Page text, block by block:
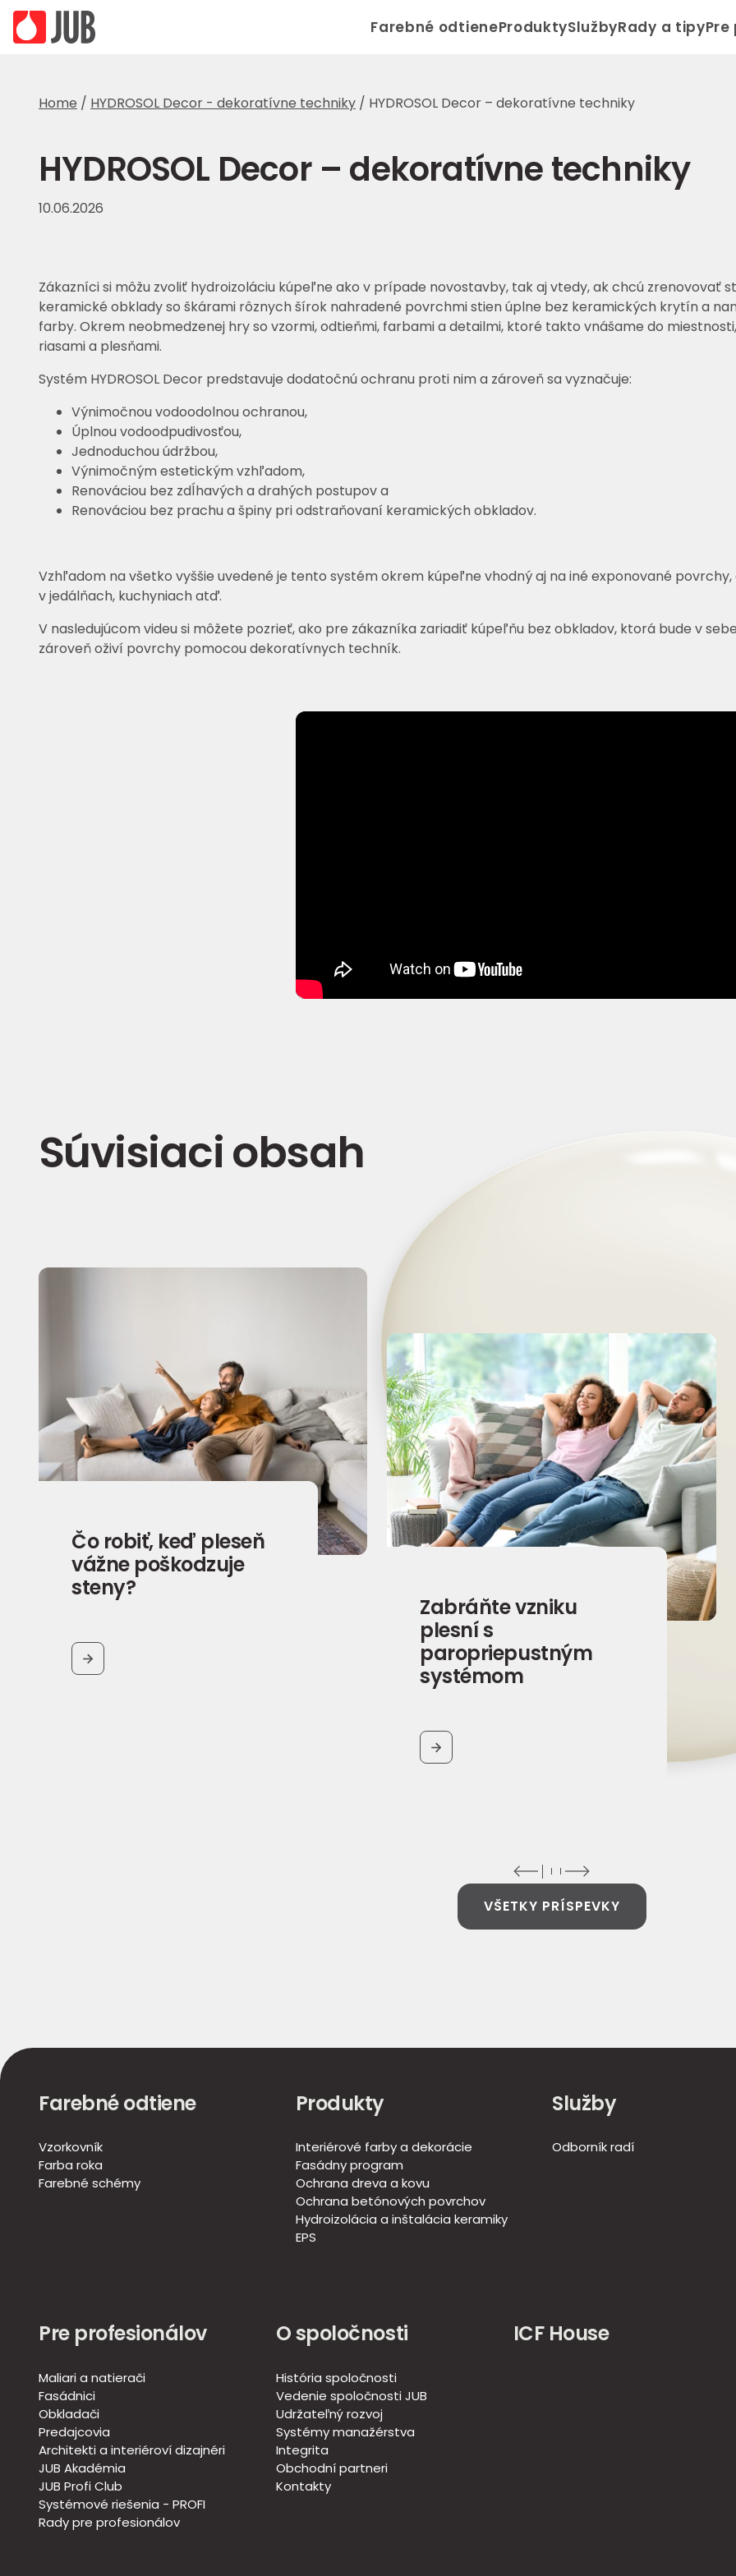
Farebné odtieneProduktySlužbyRady a tipy
Home / HYDROSOL Decor - dekoratívne techniky / HYDROSOL Decor – dekoratívne techniky
HYDROSOL Decor – dekoratívne techniky
10.06.2026
Zákazníci si môžu zvoliť hydroizoláciu kúpeľne ako v prípade novostavby, tak aj vtedy, ak chcú zrenovovať
keramické obklady so škárami rôznych šírok nahradené povrchmi stien úplne bez keramických krytín a
farby. Okrem neobmedzenej hry so vzormi, odtieňmi, farbami a detailmi, ktoré takto vnášame do
riasami a plesňami.
Systém HYDROSOL Decor predstavuje dodatočnú ochranu proti nim a zároveň sa vyznačuje:
Výnimočnou vodoodolnou ochranou,
Úplnou vodoodpudivosťou,
Jednoduchou údržbou,
Výnimočným estetickým vzhľadom,
Renováciou bez zdĺhavých a drahých postupov a
Renováciou bez prachu a špiny pri odstraňovaní keramických obkladov.
Vzhľadom na všetko vyššie uvedené je tento systém okrem kúpeľne vhodný aj na iné exponované
v jedálňach, kuchyniach atď.
V nasledujúcom videu si môžete pozrieť, ako pre zákazníka zariadiť kúpeľňu bez obkladov, ktorá bude v
zároveň oživí povrchy pomocou dekoratívnych techník.
Súvisiaci obsah
Čo robiť, keď pleseň
vážne poškodzuje
steny?
BUTTON
Zabráňte vzniku
plesní s
paropriepustným
systémom
BUTTON
VŠETKY PRÍSPEVKY
Farebné odtiene
Vzorkovník
Farba roka
Farebné schémy
Produkty
Interiérové farby a dekorácie
Fasádny program
Ochrana dreva a kovu
Ochrana betónových povrchov
Hydroizolácia a inštalácia keramiky
EPS
Služby
Odborník radí
Pre profesionálov
Maliari a natierači
Fasádnici
Obkladači
Predajcovia
Architekti a interiéroví dizajnéri
JUB Akadémia
JUB Profi Club
Systémové riešenia - PROFI
Rady pre profesionálov
O spoločnosti
História spoločnosti
Vedenie spoločnosti JUB
Udržateľný rozvoj
Systémy manažérstva
Integrita
Obchodní partneri
Kontakty
ICF House